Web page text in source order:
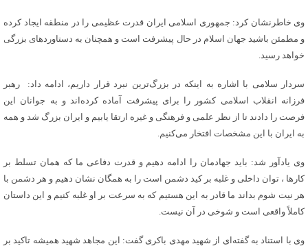
وی خاطرنشان کرد: جمهوری اسلامی ایران قدرت عظیمی را در منطقه ایجاد کرده
و مطمئن باشید جهان اسلام در حال پیشرفت است و همچنان به دستاوردهای بزرگی
خواهد رسید.
سردار سلامی با اشاره به اینکه در بزرگ‌ترین نبرد قرار داریم، ادامه داد: رهبر
فرزانه انقلاب اسلامی کشور را برای پیشرفت آماده کرده‌اند و به جوانان این
فرصت را دادند تا از نظر علمی و فرهنگی و غیره ارتقا یابیم و ایران بزرگ شد و همه
به ایران با این مشخصات افتخار می‌کنیم.
وی یادآور شد: باید جهادمان را ادامه دهیم و قدرت دفاعی ما که همان تسلط بر
کارها ، توان داخلی و غلبه بر کید دشمن است را به همگان نشان دهیم و هر دشمن با
هر نیت شوم بداند ما قادر به این هستیم که به سرعت بر او غلبه کنیم و این داستان
کاملاً واقعی است و شوخی در آن نیست.
وی با استناد به گفته‌ای از شهید مهدی باکری گفت: این مجاهد شهید همیشه تاکید بر